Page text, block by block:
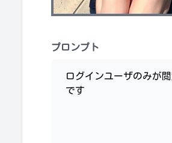
プロンプト